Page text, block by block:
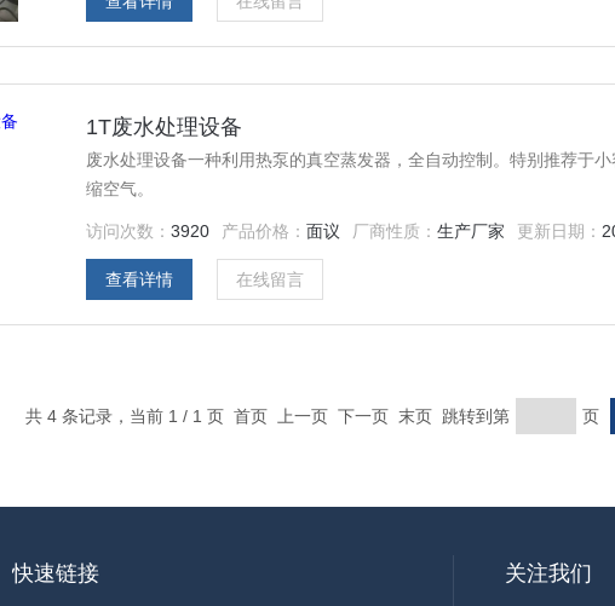
1T废水处理设备
废水处理设备一种利用热泵的真空蒸发器，全自动控制。特别推荐于
缩空气。
访问次数：3920 产品价格：面议 厂商性质：生产厂家 更新日期：
查看详情 在线留言
共 4 条记录，当前 1 / 1 页 首页 上一页 下一页 末页 跳转到第 页
快速链接 关注我们